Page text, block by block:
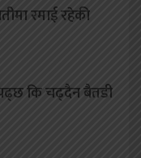
रमाई रहेकी
चढ्छ कि चढ्दैन बैतडी